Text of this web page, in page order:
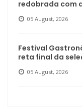
redobrada com
05 August, 2026
Festival
reta final da
05 August, 2026